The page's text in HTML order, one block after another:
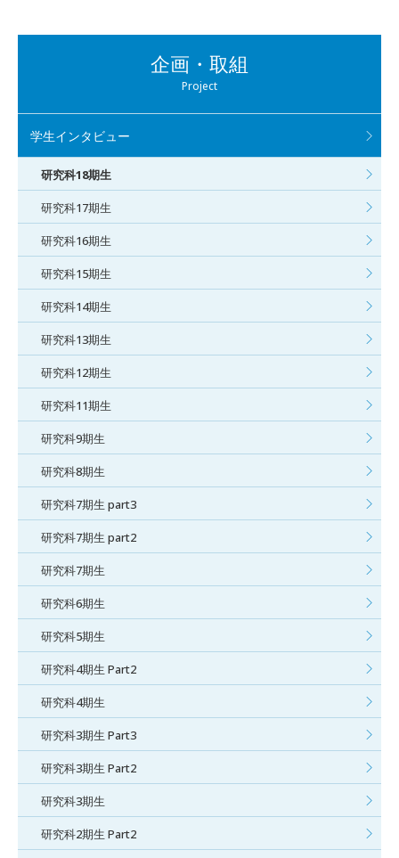
企画・取組
Project
学生インタビュー
研究科18期生
研究科17期生
研究科16期生
研究科15期生
研究科14期生
研究科13期生
研究科12期生
研究科11期生
研究科9期生
研究科8期生
研究科7期生 part3
研究科7期生 part2
研究科7期生
研究科6期生
研究科5期生
研究科4期生 Part2
研究科4期生
研究科3期生 Part3
研究科3期生 Part2
研究科3期生
研究科2期生 Part2